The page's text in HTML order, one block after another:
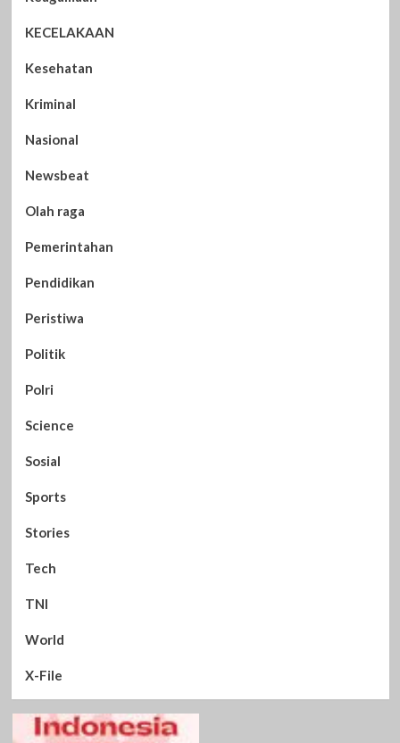
KECELAKAAN
Kesehatan
Kriminal
Nasional
Newsbeat
Olah raga
Pemerintahan
Pendidikan
Peristiwa
Politik
Polri
Science
Sosial
Sports
Stories
Tech
TNI
World
X-File